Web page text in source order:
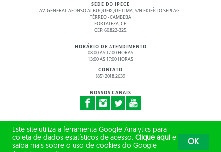
SEDE DO IPECE
AV. GENERAL AFONSO ALBUQUERQUE LIMA, S/N EDIFÍCIO SEPLAG -
TÉRREO - CAMBEBA
FORTALEZA, CE.
CEP: 60.822-325.
HORÁRIO DE ATENDIMENTO
08:00 ÀS 12:00 HORAS
13:00 ÀS 17:00 HORAS
CONTATO
(85) 2018.2639
NOSSOS CANAIS
© 2017 - 2026 – GOVERNO DO ESTADO DO CEARÁ
TODOS OS DIREITOS RESERVADOS
Este site utiliza a ferramenta Google Analytics para
coleta de dados estatísticos de acesso. Clique aqui e
saiba mais sobre o uso de cookies do Google
OK